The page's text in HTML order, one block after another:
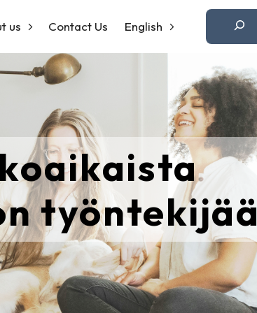
us Contact Us English
Etsi
työntekijää